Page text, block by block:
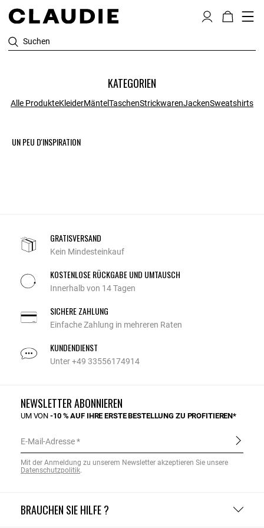
Suchen
KATEGORIEN
Alle ProdukteKleiderMäntelTaschenStrickwarenJackenSweatshirts
UN PEU D'INSPIRATION
GRATISVERSAND
Kein Mindesteinkauf
KOSTENLOSE RÜCKGABE UND UMTAUSCH
Innerhalb von 14 Tagen
SICHERE ZAHLUNG
Einfache Zahlung in mehreren Raten
KUNDENDIENST
Unter +49 33556174914
BRAUCHEN SIE HILFE ?
NEWSLETTER ABONNIEREN
UM VON-10 % AUF IHRE ERSTE BESTELLUNG ZU PROFITIEREN*
E-Mail-Adresse
Mit der Anmeldung zu unserem Newsletter akzeptieren Sie unsere
Datenschutzpolitik.